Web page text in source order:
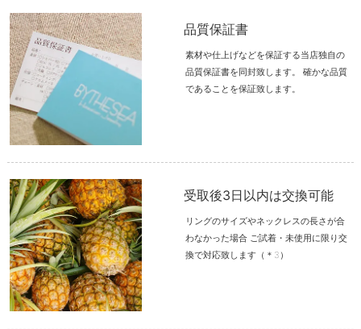
品質保証書
素材や仕上げなどを保証する当店独自の
品質保証書を同封致します。 確かな品質
であることを保証致します。
受取後3日以内は交換可能
リングのサイズやネックレスの長さが合
わなかった場合 ご試着・未使用に限り交
換で対応致します（＊3）